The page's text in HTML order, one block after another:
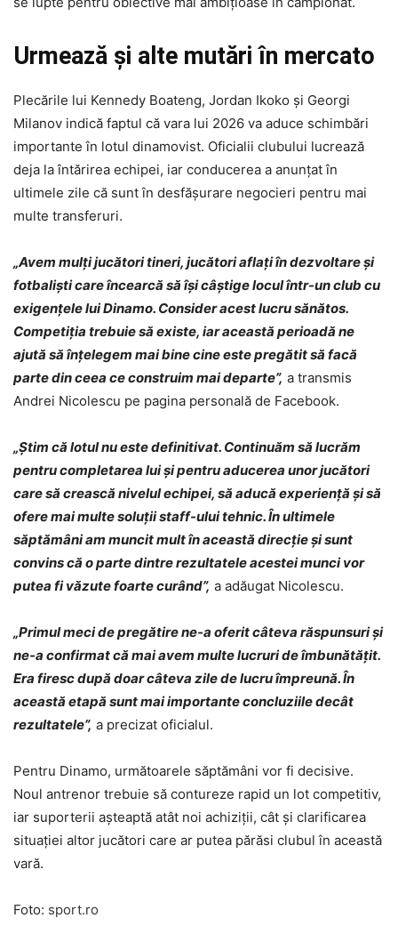
Urmează și alte mutări în mercato
Plecările lui Kennedy Boateng, Jordan Ikoko și Georgi
Milanov indică faptul că vara lui 2026 va aduce schimbări
importante în lotul dinamovist. Oficialii clubului lucrează
deja la întărirea echipei, iar conducerea a anunțat în
ultimele zile că sunt în desfășurare negocieri pentru mai
multe transferuri.
„Avem mulți jucători tineri, jucători aflați în dezvoltare și
fotbaliști care încearcă să își câștige locul într-un club cu
exigențele lui Dinamo. Consider acest lucru sănătos.
Competiția trebuie să existe, iar această perioadă ne
ajută să înțelegem mai bine cine este pregătit să facă
parte din ceea ce construim mai departe”, a transmis
Andrei Nicolescu pe pagina personală de Facebook.
„Știm că lotul nu este definitivat. Continuăm să lucrăm
pentru completarea lui și pentru aducerea unor jucători
care să crească nivelul echipei, să aducă experiență și să
ofere mai multe soluții staff-ului tehnic. În ultimele
săptămâni am muncit mult în această direcție și sunt
convins că o parte dintre rezultatele acestei munci vor
putea fi văzute foarte curând”, a adăugat Nicolescu.
„Primul meci de pregătire ne-a oferit câteva răspunsuri și
ne-a confirmat că mai avem multe lucruri de îmbunătățit.
Era firesc după doar câteva zile de lucru împreună. În
această etapă sunt mai importante concluziile decât
rezultatele”, a precizat oficialul.
Pentru Dinamo, următoarele săptămâni vor fi decisive.
Noul antrenor trebuie să contureze rapid un lot competitiv,
iar suporterii așteaptă atât noi achiziții, cât și clarificarea
situației altor jucători care ar putea părăsi clubul în această
vară.
Foto: sport.ro